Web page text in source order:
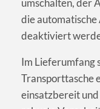
umschalten, der
die
deaktiviert
Im Lieferumfang
Transporttasche
einsatzbereit